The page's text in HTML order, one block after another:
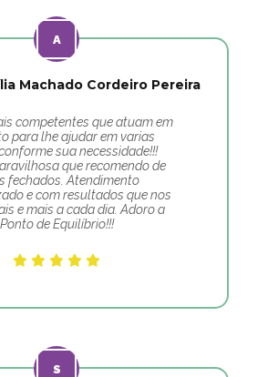
Machado Cordeiro Pereira
competentes que atuam em
para lhe ajudar em varias
sua necessidade!!!
que recomendo de
fechados. Atendimento
e com resultados que nos
e mais a cada dia. Adoro a
Ponto de Equilíbrio!!!